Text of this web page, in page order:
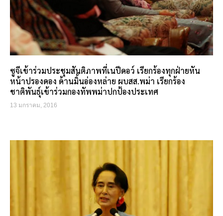
ซูจีเข้าร่วมประชุมสันติภาพที่เนปีดอว์ เรียกร้องทุกฝ่ายหัน
หน้าปรองดอง ด้านมิ้นอ่องหล่าย ผบสส.พม่า เรียกร้อง
ชาติพันธุ์เข้าร่วมกองทัพพม่าปกป้องประเทศ
13 มกราคม, 2016